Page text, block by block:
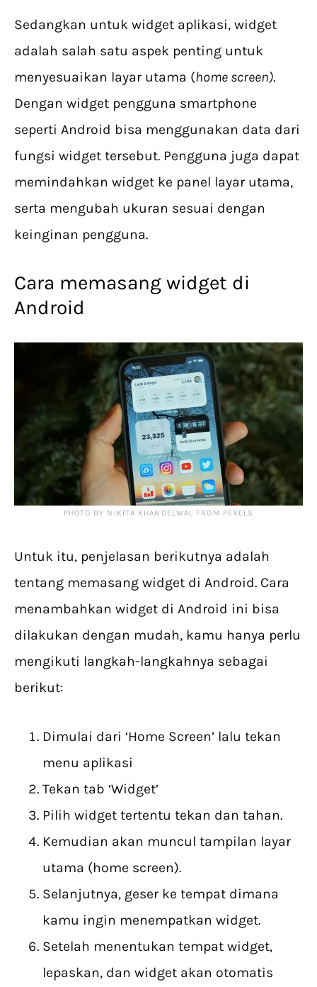
Sedangkan untuk widget aplikasi, widget
adalah salah satu aspek penting untuk
menyesuaikan layar utama (home screen).
Dengan widget pengguna smartphone
seperti Android bisa menggunakan data dari
fungsi widget tersebut. Pengguna juga dapat
memindahkan widget ke panel layar utama,
serta mengubah ukuran sesuai dengan
keinginan pengguna.
Cara memasang widget di
Android
PHOTO BY NIKITA KHANDELWAL FROM PEXELS
Untuk itu, penjelasan berikutnya adalah
tentang memasang widget di Android. Cara
menambahkan widget di Android ini bisa
dilakukan dengan mudah, kamu hanya perlu
mengikuti langkah-langkahnya sebagai
berikut:
Dimulai dari ‘Home Screen’ lalu tekan
menu aplikasi
Tekan tab ‘Widget’
Pilih widget tertentu tekan dan tahan.
Kemudian akan muncul tampilan layar
utama (home screen).
Selanjutnya, geser ke tempat dimana
kamu ingin menempatkan widget.
Setelah menentukan tempat widget,
lepaskan, dan widget akan otomatis